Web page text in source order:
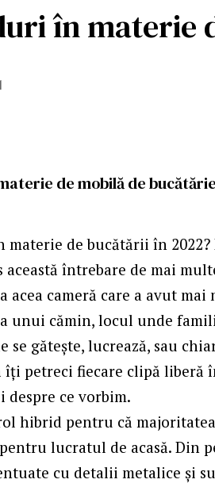
în materie
de mobilă de
de bucătării în 2022?
întrebare de mai
cameră care a avut
unui cămin, locul unde
gătește, lucrează, sau
petreci fiecare clipă liberă
ce vorbim.
hibrid pentru că
lucratul de acasă. Din
cu detalii metalice și